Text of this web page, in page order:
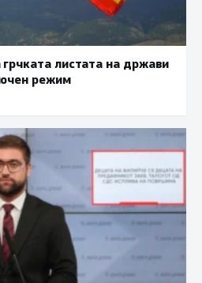
листата на држави
режим